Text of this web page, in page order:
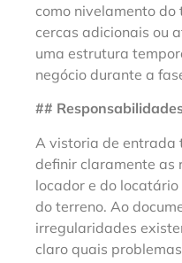
como nivelamento
cercas adicionais ou
uma estrutura
negócio durante a
##
A vistoria de entrada
definir claramente as
locador e do
do terreno. Ao
irregularidades
claro quais